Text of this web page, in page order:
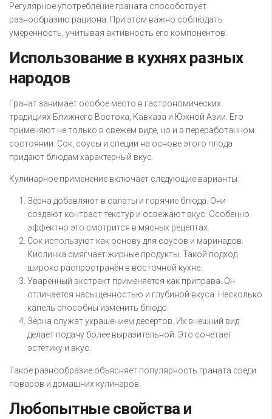
Регулярное употребление граната способствует
разнообразию рациона. При этом важно соблюдать
умеренность, учитывая активность его компонентов.
Использование в кухнях разных
народов
Гранат занимает особое место в гастрономических
традициях Ближнего Востока, Кавказа и Южной Азии. Его
применяют не только в свежем виде, но и в переработанном
состоянии. Сок, соусы и специи на основе этого плода
придают блюдам характерный вкус.
Кулинарное применение включает следующие варианты:
Зёрна добавляют в салаты и горячие блюда. Они
создают контраст текстур и освежают вкус. Особенно
эффектно это смотрится в мясных рецептах.
Сок используют как основу для соусов и маринадов.
Кислинка смягчает жирные продукты. Такой подход
широко распространён в восточной кухне.
Уваренный экстракт применяется как приправа. Он
отличается насыщенностью и глубиной вкуса. Несколько
капель способны изменить блюдо.
Зёрна служат украшением десертов. Их внешний вид
делает подачу более выразительной. Это сочетает
эстетику и вкус.
Такое разнообразие объясняет популярность граната среди
поваров и домашних кулинаров.
Любопытные свойства и